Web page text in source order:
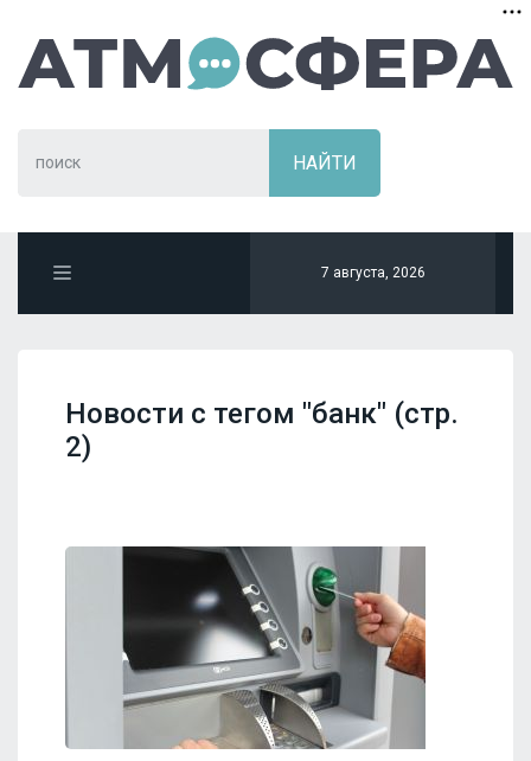
7 августа, 2026
Новости с тегом "банк" (стр.
2)